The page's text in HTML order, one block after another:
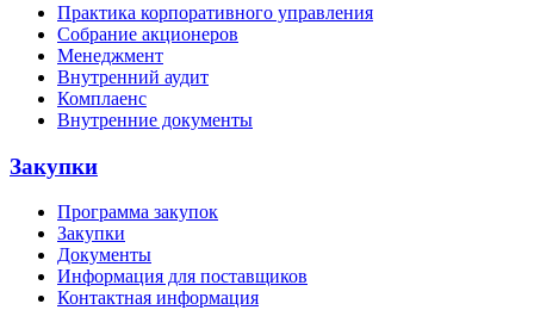
Практика корпоративного управления
Собрание акционеров
Менеджмент
Внутренний аудит
Комплаенс
Внутренние документы
Закупки
Программа закупок
Закупки
Документы
Информация для поставщиков
Контактная информация